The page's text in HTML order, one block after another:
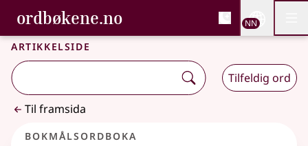
Gå til hovudinnhald
Tilgjenge
ordbøkene.no, Bokmålsordboka og
Bokmålsordboka og Nynorskordboka
NN
Artikkelside
Tilfeldig ord
Til framsida
Bokmålsordboka